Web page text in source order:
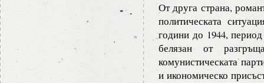
От друга страна,
политическата
години до 1944,
белязан от
комунистическата
и икономическо